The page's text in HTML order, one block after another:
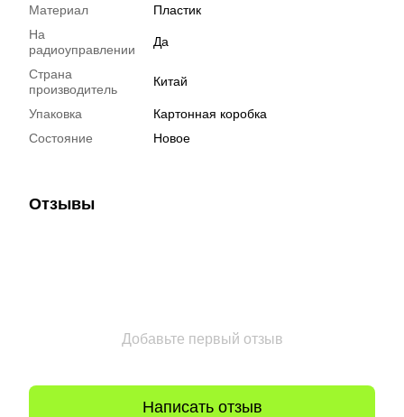
Материал
Пластик
На
радиоуправлении
Да
Страна
производитель
Китай
Упаковка
Картонная коробка
Состояние
Новое
Отзывы
Добавьте первый отзыв
Написать отзыв